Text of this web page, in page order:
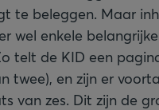
te beleggen. Maar
wel enkele belangrijke
telt de KID een
twee), en zijn er
van zes. Dit zijn de